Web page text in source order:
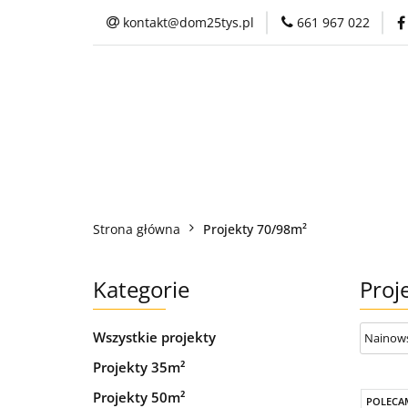
kontakt@dom25tys.pl 661 967 022
Projekty domów
Strona główna Projekty 70/98m²
Kategorie
Wszystkie projekty
Projekty 35m²
Projekty 50m²